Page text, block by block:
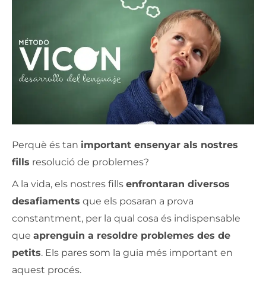
Perquè és tan important ensenyar als nostres
fills resolució de problemes?
A la vida, els nostres fills enfrontaran diversos
desafiaments que els posaran a prova
constantment, per la qual cosa és indispensable
que aprenguin a resoldre problemes des de
petits. Els pares som la guia més important en
aquest procés.